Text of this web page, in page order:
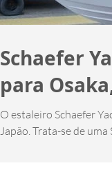
Schaefer
para
O estaleiro Schaefer Yachts exportou sua primeira lancha para o outro lado